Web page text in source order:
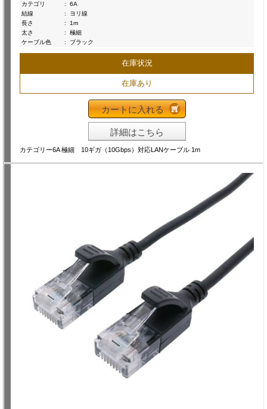
カテゴリ :
6A
結線
:
ヨリ線
長さ
:
1m
太さ
:
極細
ケーブル色
: ブラック
在庫状況
在庫あり
カートに入れる
詳細はこちら
カテゴリー6A 極細 10ギガ（10Gbps）対応LANケーブル 1m